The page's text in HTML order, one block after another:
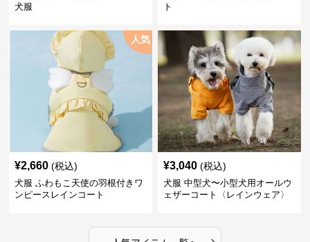
犬服
ト
人気
¥2,660 (税込)
犬服 ふわもこ天使の羽根付きワ
ンピースレインコート
¥3,040 (税込)
犬服 中型犬〜小型犬用オールウ
ェザーコート〈レインウェア〉